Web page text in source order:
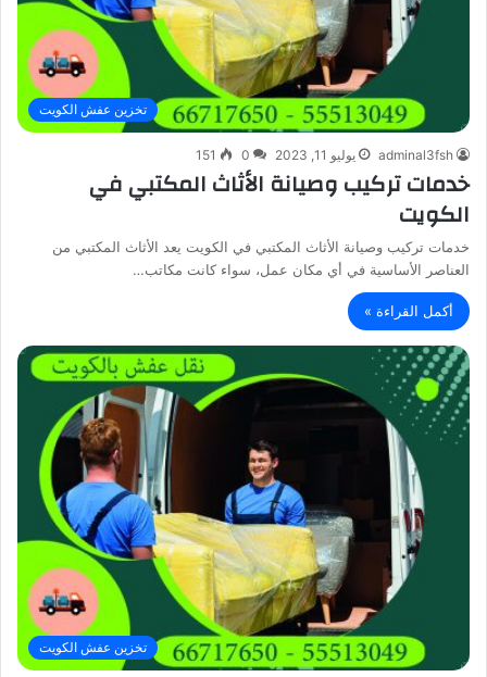
تخزين عفش الكويت
adminal3fsh يوليو 11, 2023 0
151
خدمات تركيب وصيانة الأثاث المكتبي في
الكويت
خدمات تركيب وصيانة الأثاث المكتبي في الكويت يعد الأثاث المكتبي من
العناصر الأساسية في أي مكان عمل، سواء كانت مكاتب…
أكمل القراءة »
تخزين عفش الكويت